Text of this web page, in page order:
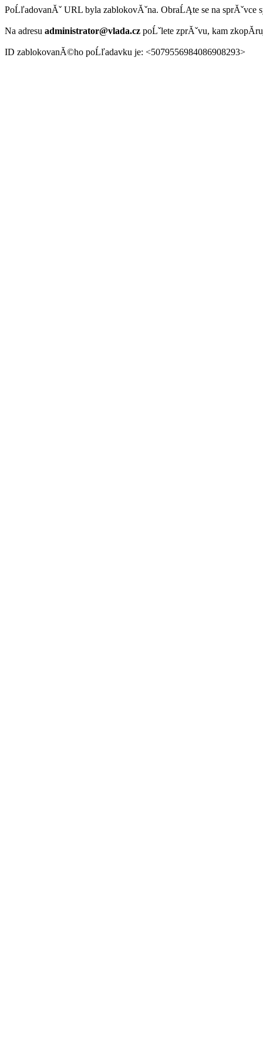
PoĹľadovanĂˇ URL byla zablokovĂˇna. ObraĹĄte se na sprĂˇvce
Na adresu administrator@vlada.cz poĹˇlete zprĂˇvu, kam
ID zablokovanĂ©ho poĹľadavku je: <5079556984086908293>